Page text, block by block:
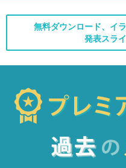
無料ダウンロード、イ
発表スラ